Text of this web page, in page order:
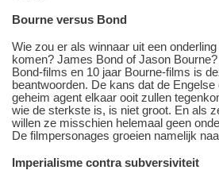
Bourne versus Bond
Wie zou er als winnaar uit een
komen? James Bond of Jason
Bond-films en 10 jaar Bourne-films is
beantwoorden. De kans dat de
geheim agent elkaar ooit zullen
wie de sterkste is, is niet groot. En als
willen ze misschien helemaal geen
De filmpersonages groeien namelijk
Imperialisme contra subversiviteit